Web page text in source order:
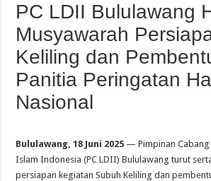
PC LDII Bululawang
Musyawarah
Keliling dan
Panitia Peringatan
Nasional
Bululawang, 18 Juni 2025 — Pimpinan Cabang
Islam Indonesia (PC LDII) Bululawang turut
persiapan kegiatan Subuh Keliling dan